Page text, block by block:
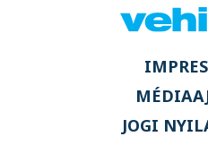
JOGI